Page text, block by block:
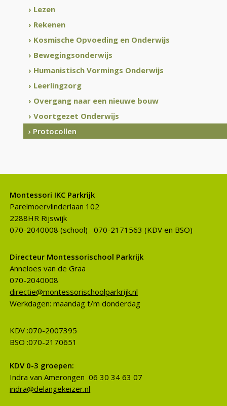
› Lezen
› Rekenen
› Kosmische Opvoeding en Onderwijs
› Bewegingsonderwijs
› Humanistisch Vormings Onderwijs
› Leerlingzorg
› Overgang naar een nieuwe bouw
› Voortgezet Onderwijs
› Protocollen
Montessori IKC Parkrijk
Parelmoervlinderlaan 102
2288HR Rijswijk
070-2040008 (school) 070-2171563 (KDV en BSO)
Directeur Montessorischool Parkrijk
Anneloes van de Graaff
070-2040008
directie@montessorischoolparkrijk.nl
Werkdagen: maandag t/m donderdag
KDV :070-2007395
BSO :070-2170651
KDV 0-3 groepen:
Indra van Amerongen 06 30 34 63 07
indra@delangekeizer.nl